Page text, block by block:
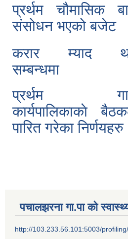
प्रर्थम चौमासिक
संसोधन भएको बजेट
करार म्याद
सम्बन्धमा
प्रर्थम
कार्यपालिकाकाे
पारित गरेका निर्णयहरु
पचालझरना गा.पा को
http://103.233.56.101:5003/